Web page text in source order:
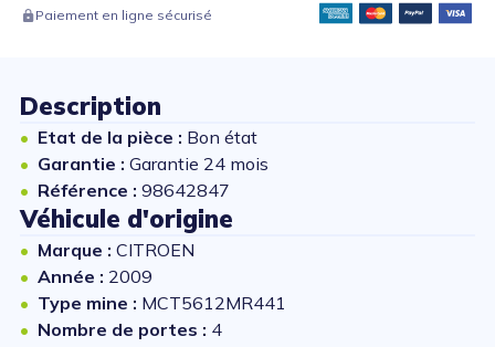
Paiement en ligne sécurisé
Description
Etat de la pièce : Bon état
Garantie : Garantie 24 mois
Référence : 98642847
Véhicule d'origine
Marque : CITROEN
Année : 2009
Type mine : MCT5612MR441
Nombre de portes : 4